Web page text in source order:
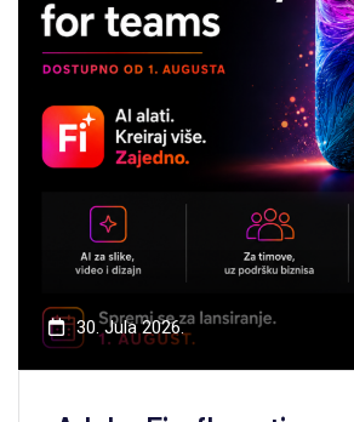
30. Jula 2026.